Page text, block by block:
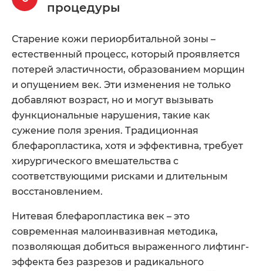
процедуры
Старение кожи периорбитальной зоны –
естественный процесс, который проявляется
потерей эластичности, образованием морщин
и опущением век. Эти изменения не только
добавляют возраст, но и могут вызывать
функциональные нарушения, такие как
сужение поля зрения. Традиционная
блефаропластика, хотя и эффективна, требует
хирургического вмешательства с
соответствующими рисками и длительным
восстановлением.
Нитевая блефаропластика век – это
современная малоинвазивная методика,
позволяющая добиться выраженного лифтинг-
эффекта без разрезов и радикального